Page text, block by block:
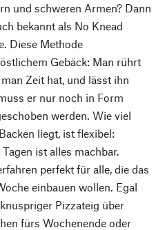
und schweren Armen? Dann
bekannt als No Knead
Diese Methode
Gebäck: Man rührt
Zeit hat, und lässt ihn
er nur noch in Form
werden. Wie viel
liegt, ist flexibel:
ist alles machbar.
perfekt für alle, die das
einbauen wollen. Egal
Pizzateig über
fürs Wochenende oder